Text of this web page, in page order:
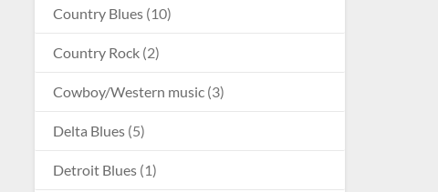
Country Blues (10)
Country Rock (2)
Cowboy/Western music (3)
Delta Blues (5)
Detroit Blues (1)